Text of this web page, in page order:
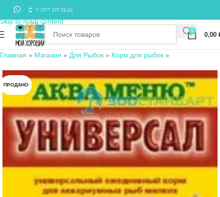
Skip to navigation
Skip to main content
+7 (977) 677-72-21
0
0,00
Главная » Магазин » Для Рыбок » Корм для рыбок »
ПРОДАНО